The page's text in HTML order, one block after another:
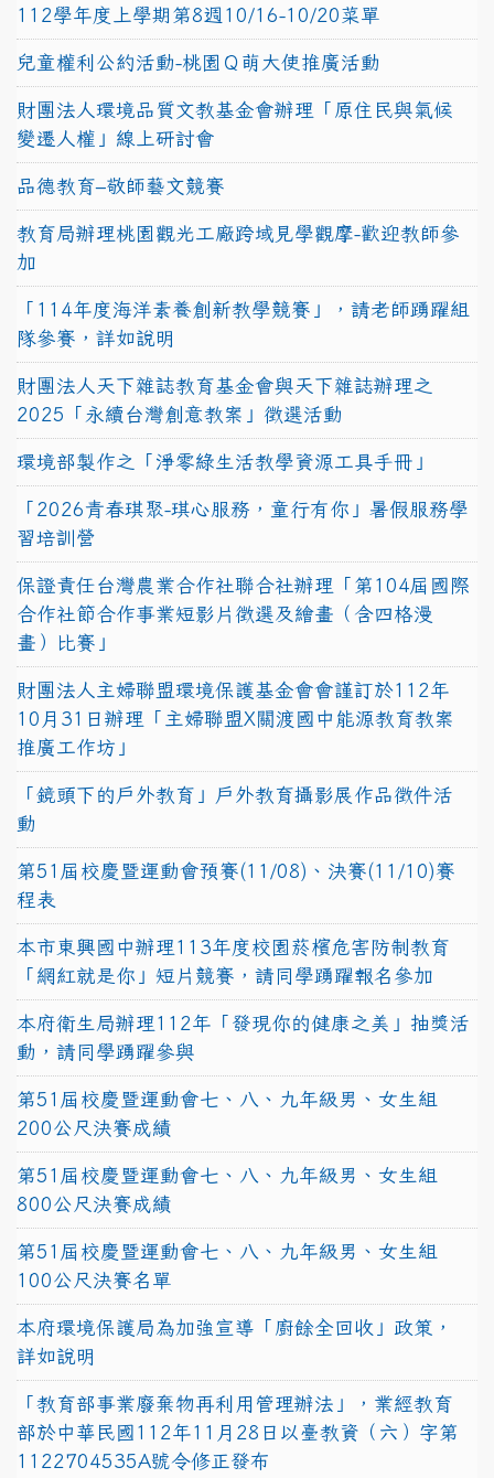
112學年度上學期第8週10/16-10/20菜單
兒童權利公約活動-桃園Ｑ萌大使推廣活動
財團法人環境品質文教基金會辦理「原住民與氣候
變遷人權」線上研討會
品德教育–敬師藝文競賽
教育局辦理桃園觀光工廠跨域見學觀摩-歡迎教師參
加
「114年度海洋素養創新教學競賽」，請老師踴躍組
隊參賽，詳如說明
財團法人天下雜誌教育基金會與天下雜誌辦理之
2025「永續台灣創意教案」徵選活動
環境部製作之「淨零綠生活教學資源工具手冊」
「2026青春琪聚-琪心服務，童行有你」暑假服務學
習培訓營
保證責任台灣農業合作社聯合社辦理「第104屆國際
合作社節合作事業短影片徵選及繪畫（含四格漫
畫）比賽」
財團法人主婦聯盟環境保護基金會會謹訂於112年
10月31日辦理「主婦聯盟X關渡國中能源教育教案
推廣工作坊」
「鏡頭下的戶外教育」戶外教育攝影展作品徵件活
動
第51屆校慶暨運動會預賽(11/08)、決賽(11/10)賽
程表
本市東興國中辦理113年度校園菸檳危害防制教育
「網紅就是你」短片競賽，請同學踴躍報名參加
本府衛生局辦理112年「發現你的健康之美」抽獎活
動，請同學踴躍參與
第51屆校慶暨運動會七、八、九年級男、女生組
200公尺決賽成績
第51屆校慶暨運動會七、八、九年級男、女生組
800公尺決賽成績
第51屆校慶暨運動會七、八、九年級男、女生組
100公尺決賽名單
本府環境保護局為加強宣導「廚餘全回收」政策，
詳如說明
「教育部事業廢棄物再利用管理辦法」，業經教育
部於中華民國112年11月28日以臺教資（六）字第
1122704535A號令修正發布